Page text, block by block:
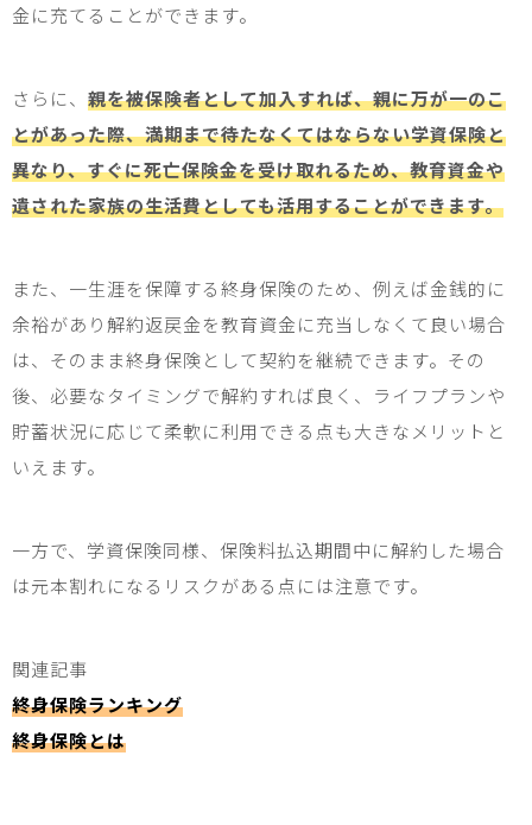
金に充てることができます。
さらに、 親を被保険者として加入すれば、親に万が一のこ
とがあった際、満期まで待たなくてはならない学資保険と
異なり、すぐに死亡保険金を受け取れるため、教育資金や
遺された家族の生活費としても活用することができます。
また、 一生涯を保障する終身保険のため、例えば金銭的に
余裕があり解約返戻金を教育資金に充当しなくて良い場合
は、そのまま終身保険として契約を継続できます。その
後、必要なタイミングで解約すれば良く、ライフプランや
貯蓄状況に応じて柔軟に利用できる点も大きなメリットと
いえます。
一方で、学資保険同様、保険料払込期間中に解約した場合
は元本割れになるリスクがある 点には注意です。
関連記事
終身保険ランキング
終身保険とは